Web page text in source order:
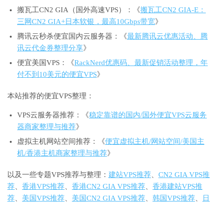
搬瓦工CN2 GIA（国外高速VPS）：《搬瓦工CN2 GIA-E：
三网CN2 GIA+日本软银，最高10Gbps带宽》
腾讯云秒杀便宜国内云服务器：《最新腾讯云优惠活动、腾
讯云代金券整理分享》
便宜美国VPS：《RackNerd优惠码、最新促销活动整理，年
付不到10美元的便宜VPS》
本站推荐的便宜VPS整理：
VPS云服务器推荐：《稳定靠谱的国内/国外便宜VPS云服务
器商家整理与推荐》
虚拟主机网站空间推荐：《便宜虚拟主机/网站空间/美国主
机/香港主机商家整理与推荐》
以及一些专题VPS推荐与整理： 建站VPS推荐
CN2 GIA VPS推
荐
香港VPS推荐 香港CN2 GIA VPS推荐
香港建站VPS推
荐
美国VPS推荐 美国CN2 GIA VPS推荐 韩国VPS推荐
日